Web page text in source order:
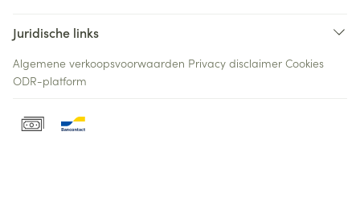
Juridische links
Algemene verkoopsvoorwaarden Privacy disclaimer Cookies
ODR-platform